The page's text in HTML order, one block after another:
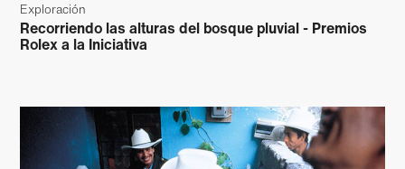
Exploración
Recorriendo las alturas del bosque pluvial - Premios
Rolex a la Iniciativa